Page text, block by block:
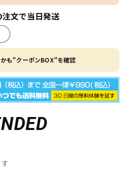
文で当日発送
も"クーポンBOX"を確認